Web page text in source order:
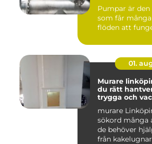
Pumpar är
som får
flöden att
01.
Murare linköping så
du rätt
trygga och
murare
sökord många
de behöver
från